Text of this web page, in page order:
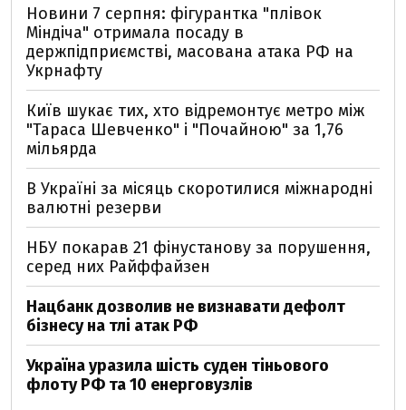
Новини 7 серпня: фігурантка "плівок
Міндіча" отримала посаду в
держпідприємстві, масована атака РФ на
Укрнафту
Київ шукає тих, хто відремонтує метро між
"Тараса Шевченко" і "Почайною" за 1,76
мільярда
В Україні за місяць скоротилися міжнародні
валютні резерви
НБУ покарав 21 фінустанову за порушення,
серед них Райффайзен
Нацбанк дозволив не визнавати дефолт
бізнесу на тлі атак РФ
Україна уразила шість суден тіньового
флоту РФ та 10 енерговузлів